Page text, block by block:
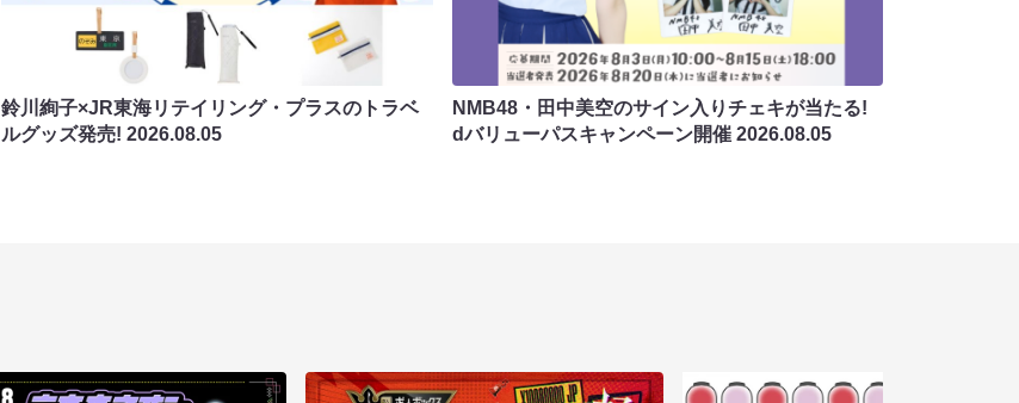
鈴川絢子×JR東海リテイリング・プラスのトラベ
ルグッズ発売!2026.08.05
NMB48・田中美空のサイン入りチェキが当たる!
dバリューパスキャンペーン開催 2026.08.05